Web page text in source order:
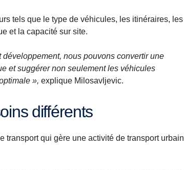
tels que le type de véhicules, les itinéraires, les
et la capacité sur site.
nous pouvons convertir une
et suggérer non seulement les véhicules
», explique Milosavljevic.
différents
transport qui gère une activité de transport urbain